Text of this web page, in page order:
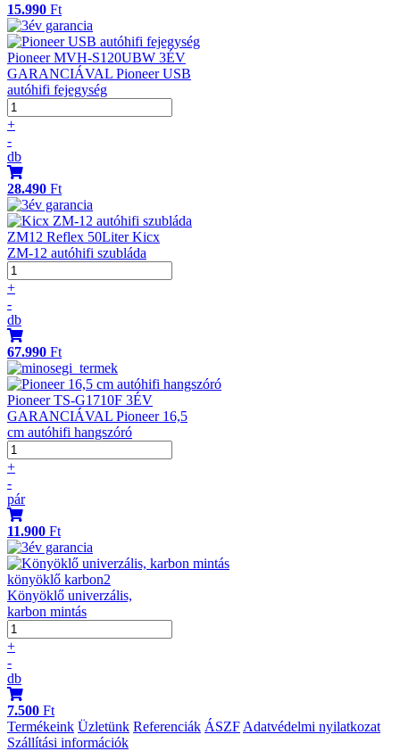
15.990 Ft
Pioneer MVH-S120UBW 3ÉV
GARANCIÁVAL Pioneer USB
autóhifi fejegység
+
-
db
28.490 Ft
ZM12 Reflex 50Liter Kicx
ZM-12 autóhifi szubláda
+
-
db
67.990 Ft
Pioneer TS-G1710F 3ÉV
GARANCIÁVAL Pioneer 16,5
cm autóhifi hangszóró
+
-
pár
11.900 Ft
könyöklő karbon2
Könyöklő univerzális,
karbon mintás
+
-
db
7.500 Ft
Termékeink Üzletünk Referenciák ÁSZF Adatvédelmi nyilatkozat
Szállítási információk